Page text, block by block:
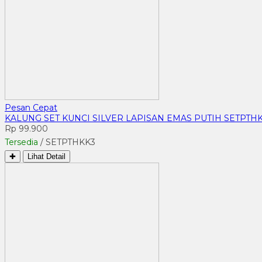
Pesan Cepat
KALUNG SET KUNCI SILVER LAPISAN EMAS PUTIH
Rp 99.900
Tersedia / SETPTHKK3
✚ Lihat Detail